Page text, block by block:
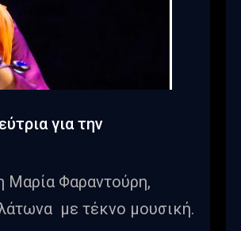
για την
Μαρία Φαραντούρη,
με τέκνο μουσική.